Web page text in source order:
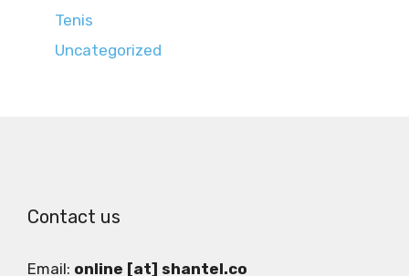
Tenis
Uncategorized
Contact us
Email: online [at] shantel.co